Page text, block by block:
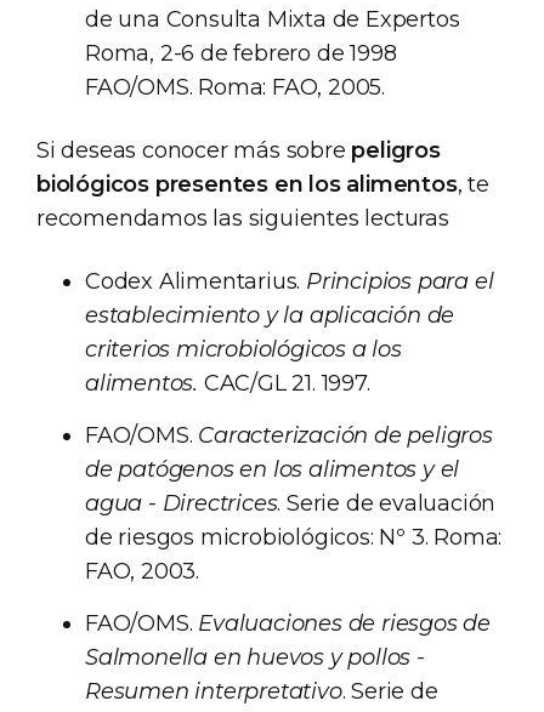
de una Consulta Mixta de Expertos
Roma, 2-6 de febrero de 1998
FAO/OMS. Roma: FAO, 2005.
Si deseas conocer más sobre peligros
biológicos presentes en los alimentos, te
recomendamos las siguientes lecturas
Codex Alimentarius. Principios para el
establecimiento y la aplicación de
criterios microbiológicos a los
alimentos. CAC/GL 21. 1997.
FAO/OMS. Caracterización de peligros
de patógenos en los alimentos y el
agua - Directrices. Serie de evaluación
de riesgos microbiológicos: Nº 3. Roma:
FAO, 2003.
FAO/OMS. Evaluaciones de riesgos de
Salmonella en huevos y pollos -
Resumen interpretativo. Serie de